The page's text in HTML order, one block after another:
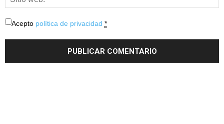
Acepto política de privacidad *